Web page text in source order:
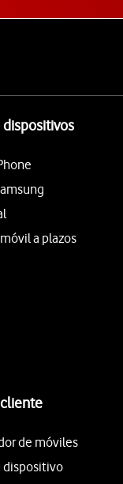
a plazos
de móviles
dispositivo